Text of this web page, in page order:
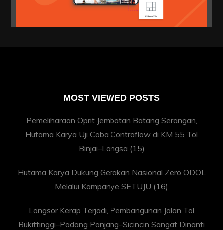
MOST VIEWED POSTS
Pemeliharaan Oprit Jembatan Batang Serangan,
Hutama Karya Uji Coba Contraflow di KM 55 Tol
Binjai–Langsa (15)
Hutama Karya Dukung Gerakan Nasional Zero ODOL
Melalui Kampanye SETUJU (16)
Longsor Kerap Terjadi, Pembangunan Jalan Tol
Bukittinggi–Padang Panjang–Sicincin Sangat Dinanti